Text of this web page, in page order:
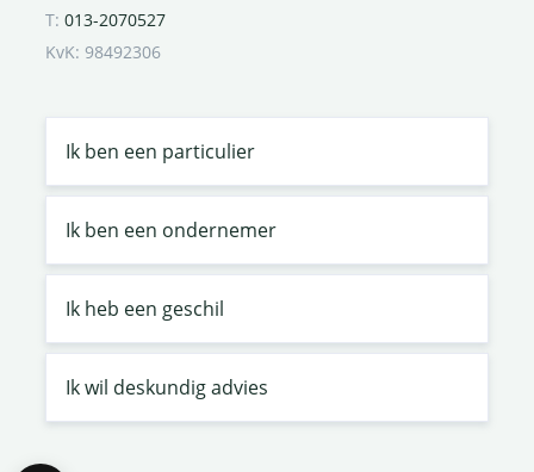
T: 013-2070527
KvK: 98492306
Ik ben een particulier
Ik ben een ondernemer
Ik heb een geschil
Ik wil deskundig advies